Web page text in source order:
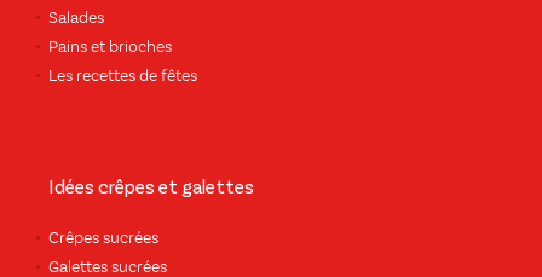
Salades
Pains et brioches
Les recettes de fêtes
Idées crêpes et galettes
Crêpes sucrées
Galettes sucrées